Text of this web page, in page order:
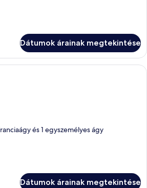
Dátumok árainak megtekintése
Egy fehér ágyneművel, piros
és 1 egyszemélyes ágy
Dátumok árainak megtekintése